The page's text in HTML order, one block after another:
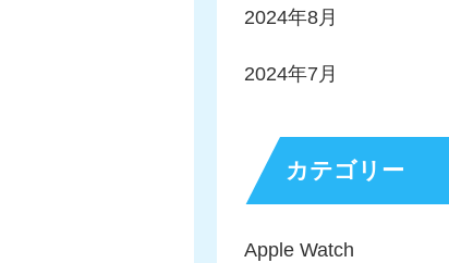
2024年8月
2024年7月
カテゴリー
Apple Watch